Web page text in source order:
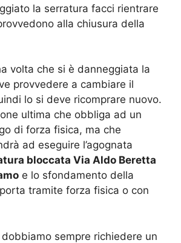
la serratura facci rientrare
alla chiusura della
volta che si è danneggiata la
provvedere a cambiare il
lo si deve ricomprare nuovo.
ultima che obbliga ad un
di forza fisica, ma che
ad eseguire l’agognata
bloccata Via Aldo Beretta
e lo sfondamento della
tramite forza fisica o con
sempre richiedere un